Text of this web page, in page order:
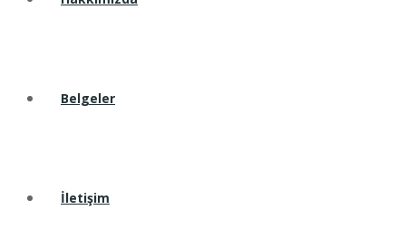
Belgeler
İletişim